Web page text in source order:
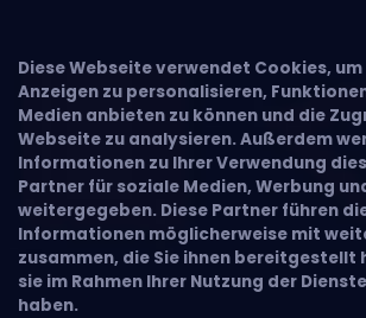
Diese Webseite verwendet Cookies,
Anzeigen zu personalisieren,
Medien anbieten zu können und die
Webseite zu analysieren. Außerdem
Informationen zu Ihrer Verwendung
Partner für soziale Medien, Werbung
weitergegeben. Diese Partner führen
Informationen möglicherweise mit
zusammen, die Sie ihnen bereitgestellt
sie im Rahmen Ihrer Nutzung der
haben.